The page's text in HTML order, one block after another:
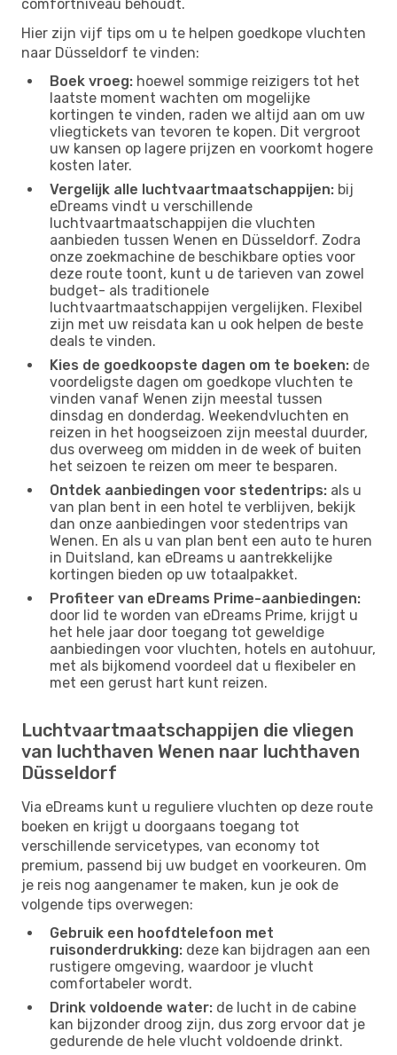
comfortniveau behoudt.
Hier zijn vijf tips om u te helpen goedkope vluchten
naar Düsseldorf te vinden:
Boek vroeg: hoewel sommige reizigers tot het
laatste moment wachten om mogelijke
kortingen te vinden, raden we altijd aan om uw
vliegtickets van tevoren te kopen. Dit vergroot
uw kansen op lagere prijzen en voorkomt hogere
kosten later.
Vergelijk alle luchtvaartmaatschappijen: bij
eDreams vindt u verschillende
luchtvaartmaatschappijen die vluchten
aanbieden tussen Wenen en Düsseldorf. Zodra
onze zoekmachine de beschikbare opties voor
deze route toont, kunt u de tarieven van zowel
budget- als traditionele
luchtvaartmaatschappijen vergelijken. Flexibel
zijn met uw reisdata kan u ook helpen de beste
deals te vinden.
Kies de goedkoopste dagen om te boeken: de
voordeligste dagen om goedkope vluchten te
vinden vanaf Wenen zijn meestal tussen
dinsdag en donderdag. Weekendvluchten en
reizen in het hoogseizoen zijn meestal duurder,
dus overweeg om midden in de week of buiten
het seizoen te reizen om meer te besparen.
Ontdek aanbiedingen voor stedentrips: als u
van plan bent in een hotel te verblijven, bekijk
dan onze aanbiedingen voor stedentrips van
Wenen. En als u van plan bent een auto te huren
in Duitsland, kan eDreams u aantrekkelijke
kortingen bieden op uw totaalpakket.
Profiteer van eDreams Prime-aanbiedingen:
door lid te worden van eDreams Prime, krijgt u
het hele jaar door toegang tot geweldige
aanbiedingen voor vluchten, hotels en autohuur,
met als bijkomend voordeel dat u flexibeler en
met een gerust hart kunt reizen.
Luchtvaartmaatschappijen die vliegen
van luchthaven Wenen naar luchthaven
Düsseldorf
Via eDreams kunt u reguliere vluchten op deze route
boeken en krijgt u doorgaans toegang tot
verschillende servicetypes, van economy tot
premium, passend bij uw budget en voorkeuren. Om
je reis nog aangenamer te maken, kun je ook de
volgende tips overwegen:
Gebruik een hoofdtelefoon met
ruisonderdrukking: deze kan bijdragen aan een
rustigere omgeving, waardoor je vlucht
comfortabeler wordt.
Drink voldoende water: de lucht in de cabine
kan bijzonder droog zijn, dus zorg ervoor dat je
gedurende de hele vlucht voldoende drinkt.